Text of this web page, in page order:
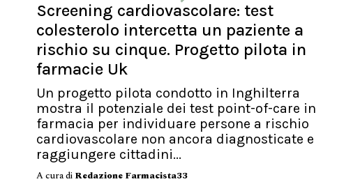
Screening cardiovascolare: test
colesterolo intercetta un paziente a
rischio su cinque. Progetto pilota in
farmacie Uk
Un progetto pilota condotto in Inghilterra
mostra il potenziale dei test point-of-care in
farmacia per individuare persone a rischio
cardiovascolare non ancora diagnosticate e
raggiungere cittadini...
A cura di Redazione Farmacista33